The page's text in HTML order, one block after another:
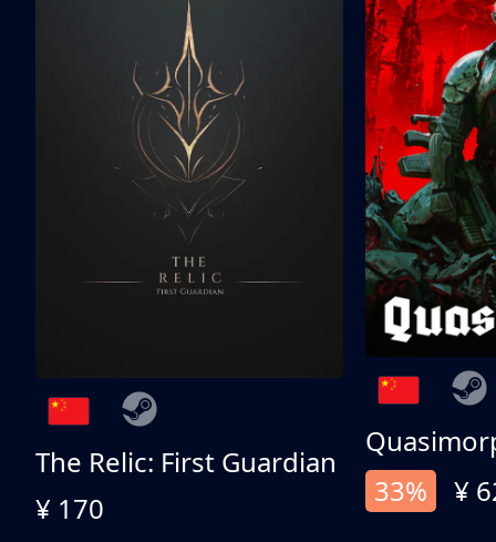
The Relic: First Guardian
¥ 170
33%
¥